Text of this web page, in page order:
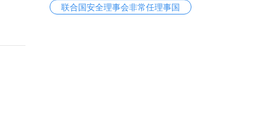
联合国安全理事会非常任理事国